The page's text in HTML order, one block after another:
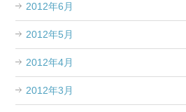
2012年6月
2012年5月
2012年4月
2012年3月